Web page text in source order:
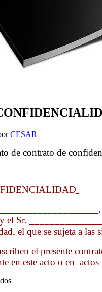
CESAR
de contrato de
el Sr.
el que se sujeta a las
el presente
en este acto o en